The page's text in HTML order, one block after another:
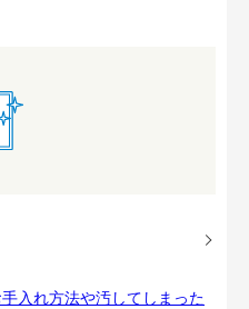
入れ方法や汚してしまった